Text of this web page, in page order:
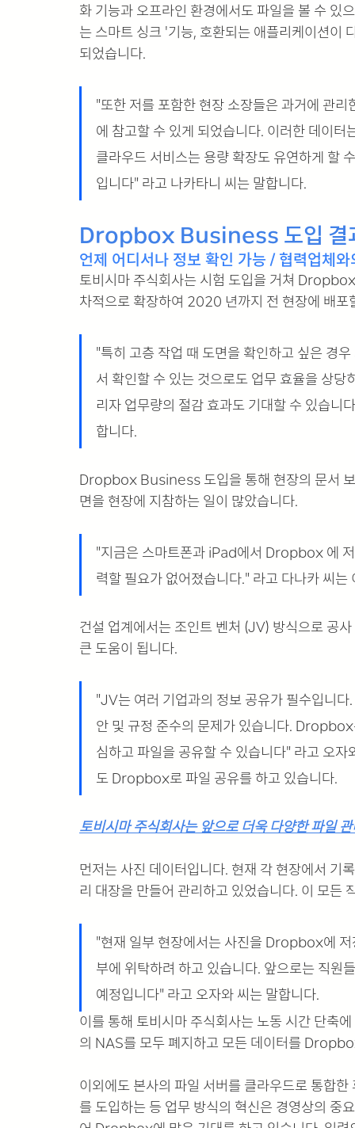
화 기능과 오프라인 환경에서도 파일을 볼 수 있
는 스마트 싱크 '기능, 호환되는 애플리케이션
되었습니다.
"또한 저를 포함한 현장 소장들은 과거에 관
에 참고할 수 있게 되었습니다. 이러한 데이
클라우드 서비스는 용량 확장도 유연하게 할
입니다" 라고 나카타니 씨는 말합니다.
Dropbox Business 도입 결
언제 어디서나 정보 확인 가능 / 협력업체
토비시마 주식회사는 시험 도입을 거쳐
차적으로 확장하여 2020 년까지 전 현장에 배포
"특히 고층 작업 때 도면을 확인하고 싶은 경
서 확인할 수 있는 것으로도 업무 효율을 상
리자 업무량의 절감 효과도 기대할 수 있습니
합니다.
Dropbox Business 도입을 통해 현장의 문서
면을 현장에 지참하는 일이 많았습니다.
"지금은 스마트폰과 iPad에서 Dropbox 에
력할 필요가 없어졌습니다." 라고 다나카 씨는
건설 업계에서는 조인트 벤처 (JV) 방식으로 공
큰 도움이 됩니다.
"JV는 여러 기업과의 정보 공유가 필수입니
안 및 규정 준수의 문제가 있습니다.
심하고 파일을 공유할 수 있습니다" 라고 오
도 Dropbox로 파일 공유를 하고 있습니다.
토비시마 주식회사는 앞으로 더욱 다양한 파일
먼저는 사진 데이터입니다. 현재 각 현장에서 기
리 대장을 만들어 관리하고 있었습니다. 이 모든
"현재 일부 현장에서는 사진을 Dropbox에
부에 위탁하려 하고 있습니다. 앞으로는 직원
예정입니다" 라고 오자와 씨는 말합니다.
이를 통해 토비시마 주식회사는 노동 시간 단축
의 NAS를 모두 폐지하고 모든 데이터를
이외에도 본사의 파일 서버를 클라우드로 통
를 도입하는 등 업무 방식의 혁신은 경영상의 중